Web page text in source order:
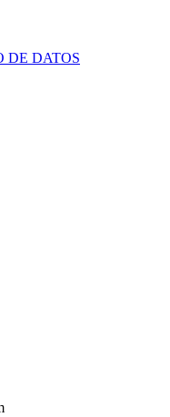
DE DATOS